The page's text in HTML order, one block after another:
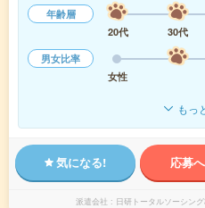
年齢層
20代
30代
男女比率
女性
もっ
気になる! 応募
派遣会社 日研トータルソーシン